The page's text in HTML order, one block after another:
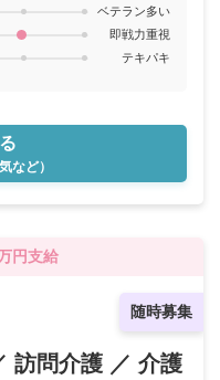
ベテラン多い
即戦力重視
テキパキ
など）
円支給
随時募集
訪問介護 ／ 介護